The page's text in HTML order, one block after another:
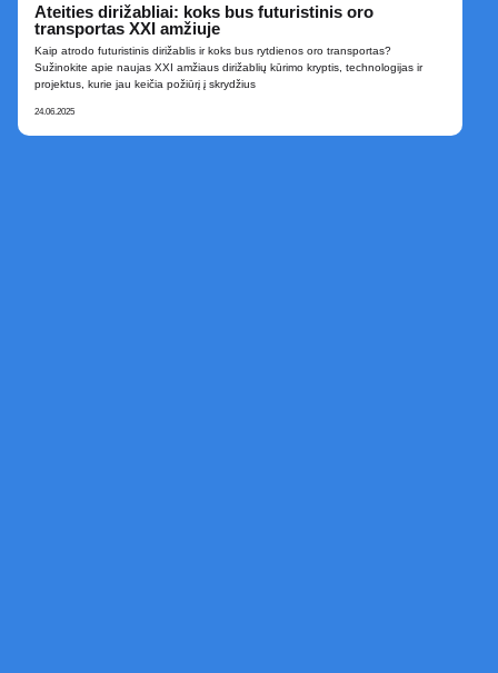
Ateities dirižabliai: koks bus futuristinis oro
transportas XXI amžiuje
Kaip atrodo futuristinis dirižablis ir koks bus rytdienos oro transportas?
Sužinokite apie naujas XXI amžiaus dirižablių kūrimo kryptis, technologijas ir
projektus, kurie jau keičia požiūrį į skrydžius
24.06.2025